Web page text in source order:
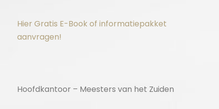
Hier Gratis E-Book of informatiepakket
aanvragen!
Hoofdkantoor – Meesters van het Zuiden